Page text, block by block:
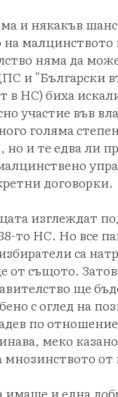
и някакъв шанс
на
няма да
и "Български
в НС) биха
участие във
голяма
но и те едва ли
договорки.
изглеждат
то НС. Но все
са
от същото.
ще
с оглед на
по
меко
от